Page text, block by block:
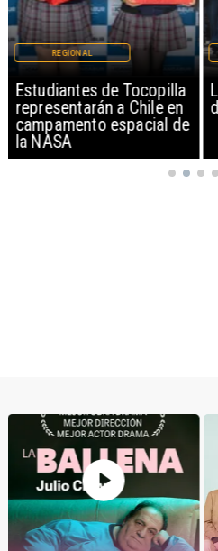
Estudiantes de Tocopilla
representarán a Chile en
campamento espacial de
la NASA
REGIONAL